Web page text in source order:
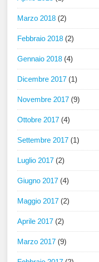
Marzo 2018 (2)
Febbraio 2018 (2)
Gennaio 2018 (4)
Dicembre 2017 (1)
Novembre 2017 (9)
Ottobre 2017 (4)
Settembre 2017 (1)
Luglio 2017 (2)
Giugno 2017 (4)
Maggio 2017 (2)
Aprile 2017 (2)
Marzo 2017 (9)